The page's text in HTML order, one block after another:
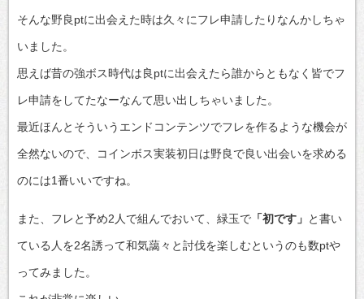
そんな野良ptに出会えた時は久々にフレ申請したりなんかしちゃ
いました。
思えば昔の強ボス時代は良ptに出会えたら誰からともなく皆でフ
レ申請をしてたなーなんて思い出しちゃいました。
最近ほんとそういうエンドコンテンツでフレを作るような機会が
全然ないので、コインボス実装初日は野良で良い出会いを求める
のには1番いいですね。
また、フレと予め2人で組んでおいて、緑玉で 「初です」 と書い
ている人を2名誘って和気藹々と討伐を楽しむというのも数ptや
ってみました。